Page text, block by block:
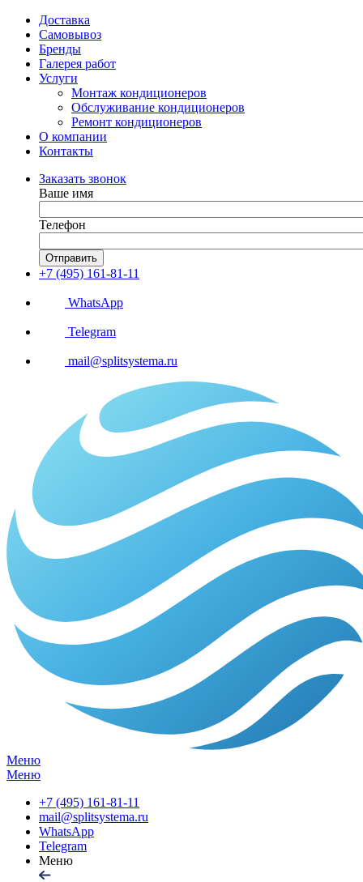
Доставка
Самовывоз
Бренды
Галерея работ
Услуги
Монтаж кондиционеров
Обслуживание кондиционеров
Ремонт кондиционеров
О компании
Контакты
Заказать звонок
Ваше имя
Телефон
Отправить
+7 (495) 161-81-11
WhatsApp
Telegram
mail@splitsystema.ru
Меню
Меню
+7 (495) 161-81-11
mail@splitsystema.ru
WhatsApp
Telegram
Меню